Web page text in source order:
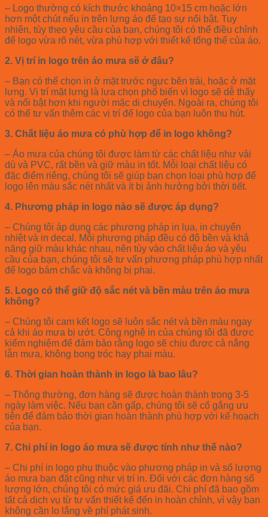
– Logo thường có kích thước khoảng 10×15 cm hoặc lớn
hơn một chút nếu in trên lưng áo để tạo sự nổi bật. Tuy
nhiên, tùy theo yêu cầu của bạn, chúng tôi có thể điều chỉnh
để logo vừa rõ nét, vừa phù hợp với thiết kế tổng thể của áo.
2. Vị trí in logo trên áo mưa sẽ ở đâu?
– Bạn có thể chọn in ở mặt trước ngực bên trái, hoặc ở mặt
lưng. Vị trí mặt lưng là lựa chọn phổ biến vì logo sẽ dễ thấy
và nổi bật hơn khi người mặc di chuyển. Ngoài ra, chúng tôi
có thể tư vấn thêm các vị trí để logo của bạn luôn thu hút.
3. Chất liệu áo mưa có phù hợp để in logo không?
– Áo mưa của chúng tôi được làm từ các chất liệu như vải
dù và PVC, rất bền và giữ màu in tốt. Mỗi loại chất liệu có
đặc điểm riêng, chúng tôi sẽ giúp bạn chọn loại phù hợp để
logo lên màu sắc nét nhất và ít bị ảnh hưởng bởi thời tiết.
4. Phương pháp in logo nào sẽ được áp dụng?
– Chúng tôi áp dụng các phương pháp in lụa, in chuyển
nhiệt và in decal. Mỗi phương pháp đều có độ bền và khả
năng giữ màu khác nhau, nên tùy vào chất liệu áo và yêu
cầu của bạn, chúng tôi sẽ tư vấn phương pháp phù hợp nhất
để logo bám chắc và không bị phai.
5. Logo có thể giữ độ sắc nét và bền màu trên áo mưa
không?
– Chúng tôi cam kết logo sẽ luôn sắc nét và bền màu ngay
cả khi áo mưa bị ướt. Công nghệ in của chúng tôi đã được
kiểm nghiệm để đảm bảo rằng logo sẽ chịu được cả nắng
lẫn mưa, không bong tróc hay phai màu.
6. Thời gian hoàn thành in logo là bao lâu?
– Thông thường, đơn hàng sẽ được hoàn thành trong 3-5
ngày làm việc. Nếu bạn cần gấp, chúng tôi sẽ cố gắng ưu
tiên để đảm bảo thời gian hoàn thành phù hợp với kế hoạch
của bạn.
7. Chi phí in logo áo mưa sẽ được tính như thế nào?
– Chi phí in logo phụ thuộc vào phương pháp in và số lượng
áo mưa bạn đặt cũng như vị trí in. Đối với các đơn hàng số
lượng lớn, chúng tôi có mức giá ưu đãi. Chi phí đã bao gồm
tất cả dịch vụ từ tư vấn thiết kế đến in hoàn chỉnh, vì vậy bạn
không cần lo lắng về phí phát sinh.